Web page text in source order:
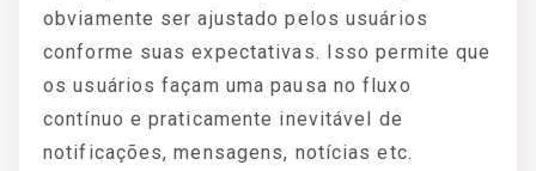
obviamente ser ajustado pelos usuários
conforme suas expectativas. Isso permite que
os usuários façam uma pausa no fluxo
contínuo e praticamente inevitável de
notificações, mensagens, notícias etc.